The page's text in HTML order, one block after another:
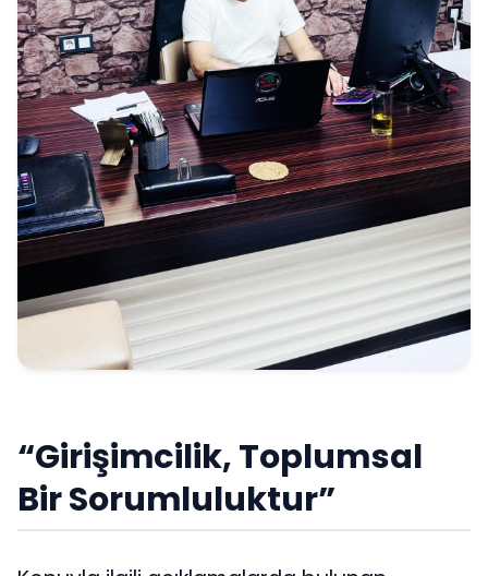
“Girişimcilik, Toplumsal
Bir Sorumluluktur”